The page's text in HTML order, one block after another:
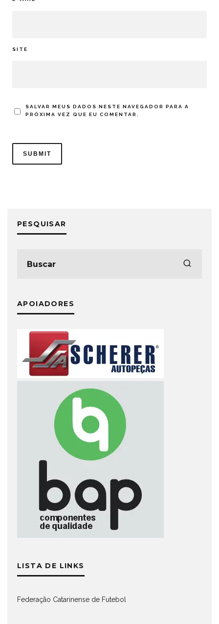
SITE
SALVAR MEUS DADOS NESTE NAVEGADOR PARA A
PRÓXIMA VEZ QUE EU COMENTAR.
PESQUISAR
APOIADORES
LISTA DE LINKS
Federação Catarinense de Futebol